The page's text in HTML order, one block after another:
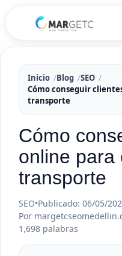
Inicio Blog
SEO
Cómo conseguir
transporte
Cómo
online para
transporte
SEO•Publicado: 06/05/
Por
1,698 palabras